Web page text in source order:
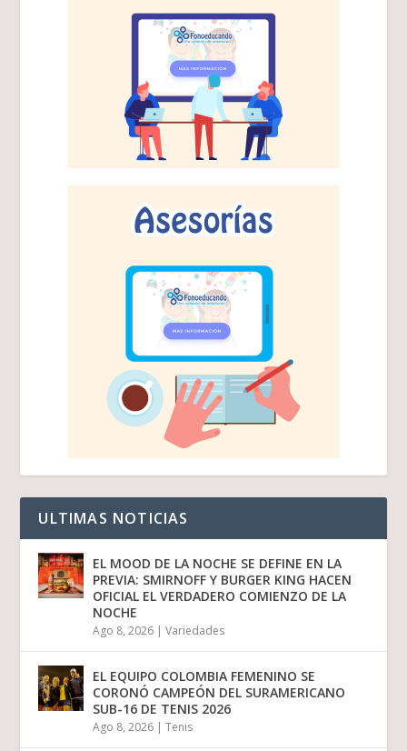
ULTIMAS NOTICIAS
EL MOOD DE LA NOCHE SE DEFINE EN LA
PREVIA: SMIRNOFF Y BURGER KING HACEN
OFICIAL EL VERDADERO COMIENZO DE LA
NOCHE
Ago 8, 2026 |Variedades
EL EQUIPO COLOMBIA FEMENINO SE
CORONÓ CAMPEÓN DEL SURAMERICANO
SUB-16 DE TENIS 2026
Ago 8, 2026 |Tenis